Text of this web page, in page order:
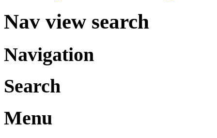
Nav view search
Navigation
Search
Menu